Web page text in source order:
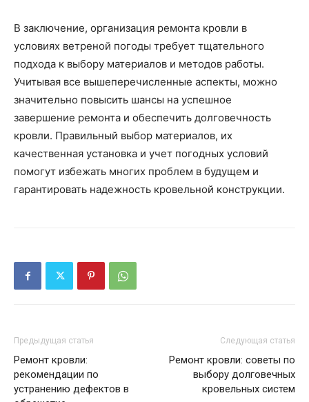
В заключение, организация ремонта кровли в
условиях ветреной погоды требует тщательного
подхода к выбору материалов и методов работы.
Учитывая все вышеперечисленные аспекты, можно
значительно повысить шансы на успешное
завершение ремонта и обеспечить долговечность
кровли. Правильный выбор материалов, их
качественная установка и учет погодных условий
помогут избежать многих проблем в будущем и
гарантировать надежность кровельной конструкции.
Предыдущая статья
Ремонт кровли:
рекомендации по
устранению дефектов в
Следующая статья
Ремонт кровли: советы по
выбору долговечных
кровельных систем